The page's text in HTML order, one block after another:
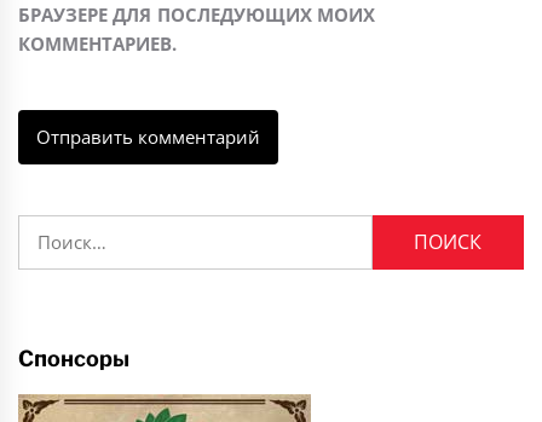
БРАУЗЕРЕ ДЛЯ ПОСЛЕДУЮЩИХ МОИХ
КОММЕНТАРИЕВ.
Найти:
Спонсоры